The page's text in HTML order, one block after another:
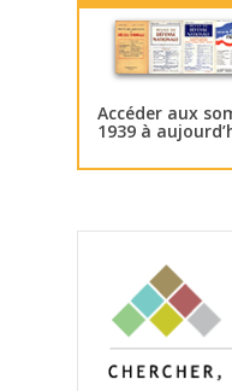
Accéder aux
1939 à